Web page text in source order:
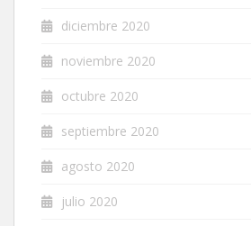
diciembre 2020
noviembre 2020
octubre 2020
septiembre 2020
agosto 2020
julio 2020